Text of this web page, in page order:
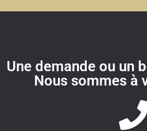
Une demande ou un
Nous sommes à